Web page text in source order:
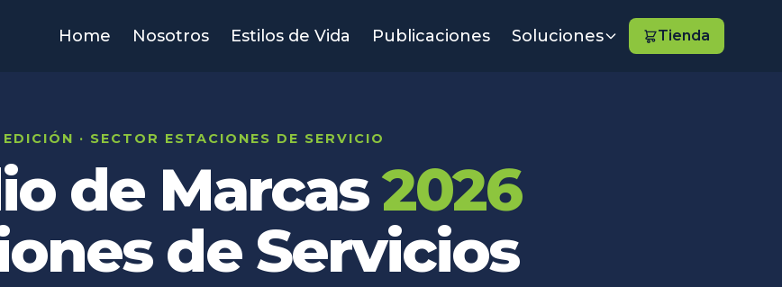
Home Nosotros Estilos de Vida Publicaciones Soluciones Tienda
· SECTOR ESTACIONES DE SERVICIO
de Marcas2026
de Servicios